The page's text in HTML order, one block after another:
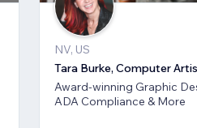
NV, US
Tara Burke, Computer
Award-winning Graphic
ADA Compliance & More